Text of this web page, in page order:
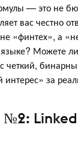
— это не
вас честно
«финтех», а
Можете
четкий,
за